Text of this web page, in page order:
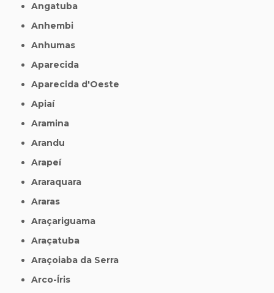
Angatuba
Anhembi
Anhumas
Aparecida
Aparecida d'Oeste
Apiaí
Aramina
Arandu
Arapeí
Araraquara
Araras
Araçariguama
Araçatuba
Araçoiaba da Serra
Arco-Íris